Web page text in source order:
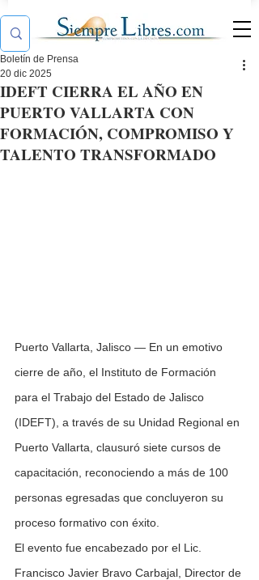
IDEFT CIERRA EL AÑO EN
PUERTO VALLARTA CON
FORMACIÓN, COMPROMISO Y
TALENTO TRANSFORMADO
Boletín de Prensa
20 dic 2025
Puerto Vallarta, Jalisco — En un emotivo
cierre de año, el Instituto de Formación
para el Trabajo del Estado de Jalisco
(IDEFT), a través de su Unidad Regional en
Puerto Vallarta, clausuró siete cursos de
capacitación, reconociendo a más de 100
personas egresadas que concluyeron su
proceso formativo con éxito.
El evento fue encabezado por el Lic.
Francisco Javier Bravo Carbajal, Director de